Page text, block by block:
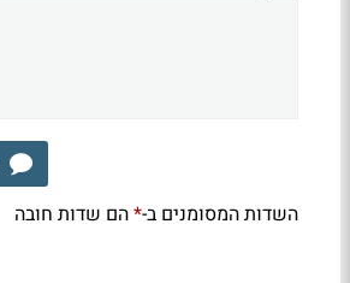
השדות המסומנים ב-*הם שדות חובה